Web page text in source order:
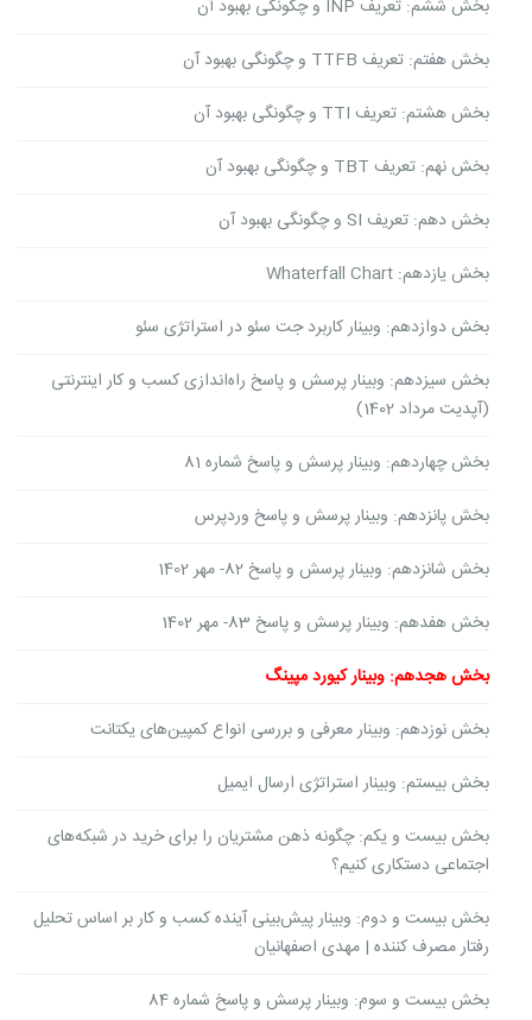
بخش ششم: تعریف INP و چگونگی بهبود آن
بخش هفتم: تعریف TTFB و چگونگی بهبود آن
بخش هشتم: تعریف TTI و چگونگی بهبود آن
بخش نهم: تعریف TBT و چگونگی بهبود آن
بخش دهم: تعریف SI و چگونگی بهبود آن
بخش یازدهم: Whaterfall Chart
بخش دوازدهم: وبینار کاربرد جت سئو در استراتژی سئو
بخش سیزدهم: وبینار پرسش و پاسخ راه‌اندازی کسب و کار اینترنتی
(آپدیت مرداد 1402)
بخش چهاردهم: وبینار پرسش و پاسخ شماره 81
بخش پانزدهم: وبینار پرسش و پاسخ وردپرس
بخش شانزدهم: وبینار پرسش و پاسخ 82- مهر 1402
بخش هفدهم: وبینار پرسش و پاسخ 83- مهر 1402
بخش هجدهم: وبینار کیورد مپینگ
بخش نوزدهم: وبینار معرفی و بررسی انواع کمپین‌های یکتانت
بخش بیستم: وبینار استراتژی ارسال ایمیل
بخش بیست و یکم: چگونه ذهن مشتریان را برای خرید در شبکه‌های
اجتماعی دستکاری کنیم؟
بخش بیست و دوم: وبینار پیش‌بینی آینده کسب و کار بر اساس تحلیل
رفتار مصرف کننده | مهدی اصفهانیان
بخش بیست و سوم: وبینار پرسش و پاسخ شماره 84